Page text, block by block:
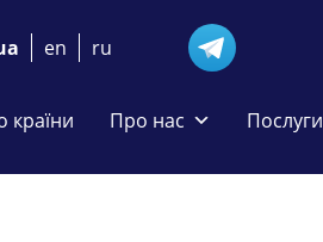
en ru
країни Про нас Послуги